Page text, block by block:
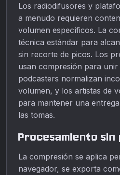
Los radiodifusores y
a menudo requieren
volumen específicos. La
técnica estándar para
sin recorte de picos. Los
usan compresión para unir
podcasters normalizan
volumen, y los artistas de
para mantener una
las tomas.
Procesamiento sin
La compresión se aplica
navegador, se exporta